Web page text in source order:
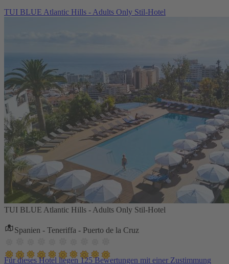
TUI BLUE Atlantic Hills - Adults Only Stil-Hotel
TUI BLUE Atlantic Hills - Adults Only Stil-Hotel
Spanien - Teneriffa - Puerto de la Cruz
Für dieses Hotel liegen 125 Bewertungen mit einer Zustimmung